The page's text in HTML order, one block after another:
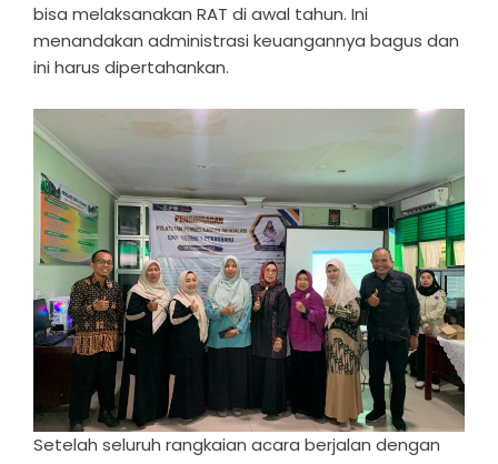
bisa melaksanakan RAT di awal tahun. Ini
menandakan administrasi keuangannya bagus dan
ini harus dipertahankan.
Setelah seluruh rangkaian acara berjalan dengan